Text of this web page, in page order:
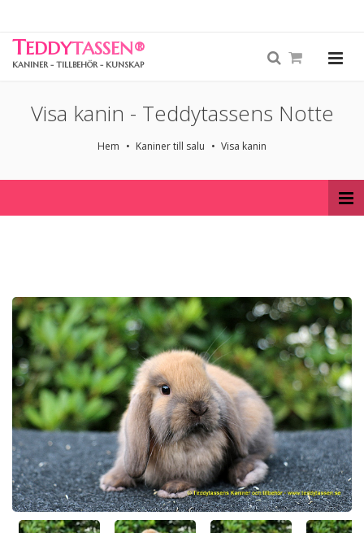
TEDDYTASSEN®
KANINER - TILLBEHÖR - KUNSKAP
Visa kanin - Teddytassens Notte
Hem Kaniner till salu Visa kanin